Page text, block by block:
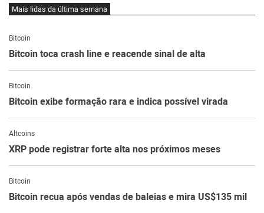
Mais lidas da última semana
Bitcoin
Bitcoin toca crash line e reacende sinal de alta
Bitcoin
Bitcoin exibe formação rara e indica possível virada
Altcoins
XRP pode registrar forte alta nos próximos meses
Bitcoin
Bitcoin recua após vendas de baleias e mira US$135 mil